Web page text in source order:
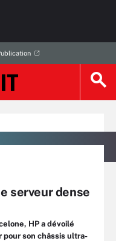
serveur dense
HP a dévoilé
son châssis ultra-